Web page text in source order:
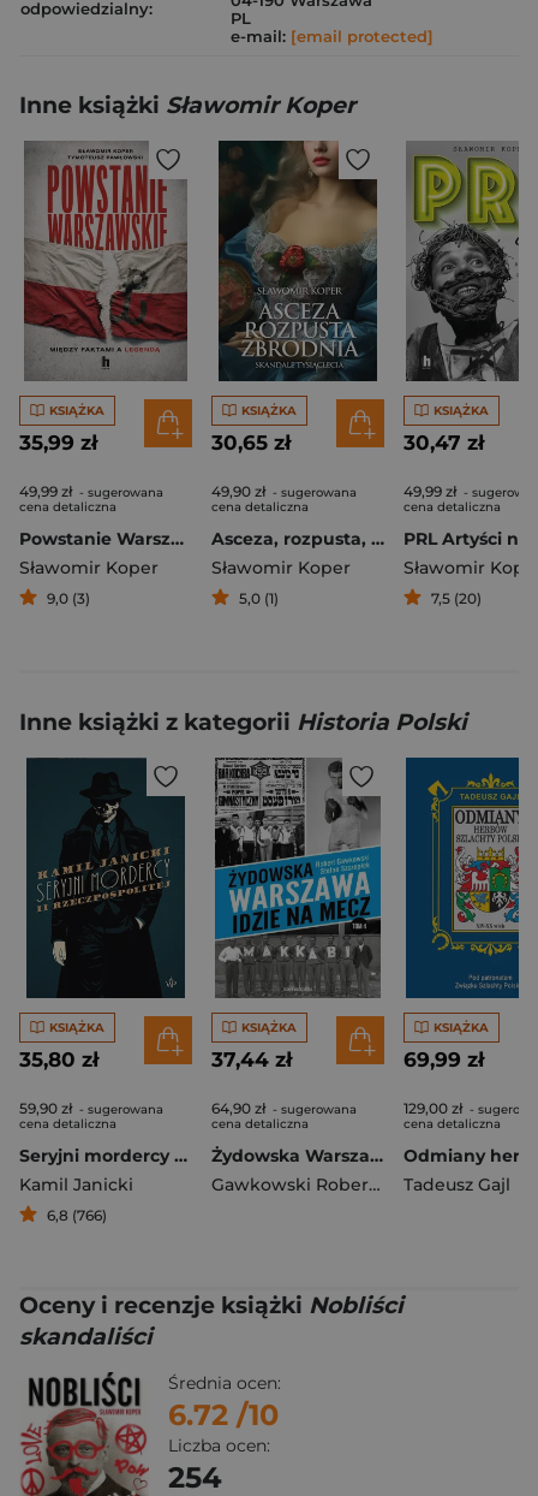
odpowiedzialny:
PL
e-mail: [email protected]
Inne książki Sławomir Koper
KSIĄŻKA
35,99 zł
49,99 zł - sugerowana
cena detaliczna
Powstanie Warszawskie. Między faktami a legendą
Sławomir Koper
9,0 (3)
KSIĄŻKA
30,65 zł
49,90 zł - sugerowana
cena detaliczna
Asceza, rozpusta, zbrodnia
Sławomir Koper
5,0 (1)
KSIĄŻKA
30,47 zł
49,99 zł -
cena detaliczna
Sławomir
7,5 (20)
Inne książki z kategorii Historia Polski
KSIĄŻKA
35,80 zł
59,90 zł - sugerowana
cena detaliczna
Seryjni mordercy II Rzeczpospolitej
Kamil Janicki
6,8 (766)
KSIĄŻKA
37,44 zł
64,90 zł - sugerowana
cena detaliczna
Żydowska Warszawa idzie na mecz
Gawkowski Robert, Stefan Szczepłek
KSIĄŻKA
69,99 zł
129,00 zł -
cena detaliczna
Tadeusz Gajl
Oceny i recenzje książki Nobliści
skandaliści
Średnia ocen:
6.72 /10
Liczba ocen:
254